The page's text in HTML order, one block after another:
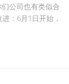
公司也有类似合
：6月1日开始，